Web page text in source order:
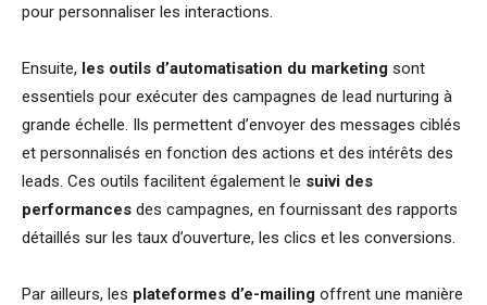
pour personnaliser les interactions.
Ensuite, les outils d’automatisation du marketing sont
essentiels pour exécuter des campagnes de lead nurturing à
grande échelle. Ils permettent d’envoyer des messages ciblés
et personnalisés en fonction des actions et des intérêts des
leads. Ces outils facilitent également le suivi des
performances des campagnes, en fournissant des rapports
détaillés sur les taux d’ouverture, les clics et les conversions.
Par ailleurs, les plateformes d’e-mailing offrent une manière